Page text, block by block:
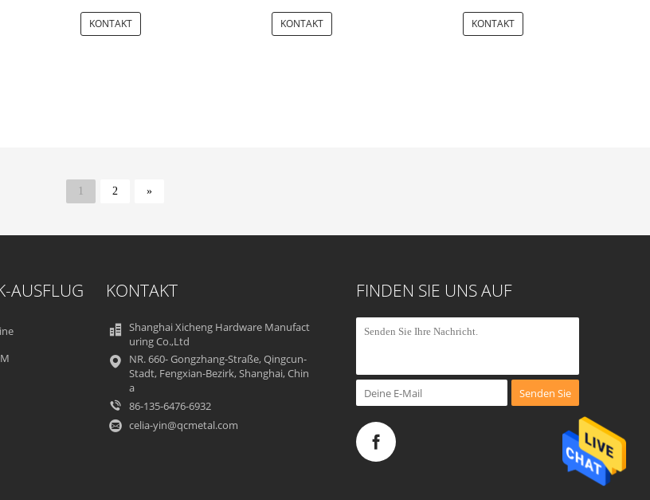
KONTAKT KONTAKT KONTAKT
1 2 »
AUSFLUG KONTAKT
Shanghai Xicheng Hardware Manufact
uring Co.,Ltd
NR. 660- Gongzhang-Straße, Qingcun-
Stadt, Fengxian-Bezirk, Shanghai, Chin
a
86-135-6476-6932
celia-yin@qcmetal.com
FINDEN SIE UNS AUF
Senden Sie